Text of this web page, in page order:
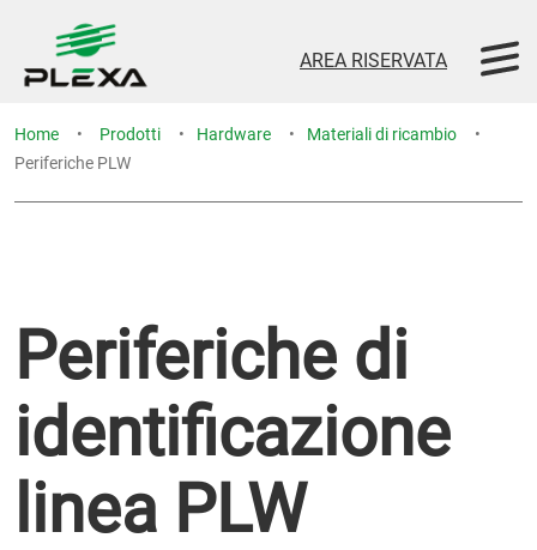
AREA RISERVATA
Home Prodotti Hardware
Materiali di ricambio
Periferiche PLW
Periferiche di
identificazione
linea PLW